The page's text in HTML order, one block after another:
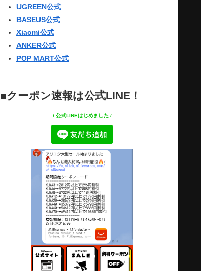
UGREEN公式
BASEUS公式
Xiaomi公式
ANKER公式
POP MART公式
■クーポン速報は公式LINE！
\ 公式LINEはじめました /